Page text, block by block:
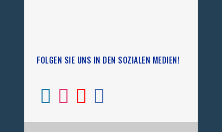
FOLGEN SIE UNS IN DEN SOZIALEN MEDIEN!